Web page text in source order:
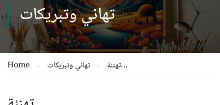
تهاني وتبريكات
Home تهاني وتبريكات تهنئة…